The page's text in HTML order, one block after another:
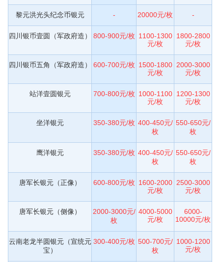
黎元洪光头纪念币银元 - 20000元/枚 -
四川银币壹圆（军政府造） 800-900元/枚 1100-1300
元/枚
1800-2800
元/枚
四川银币五角（军政府造） 600-700元/枚 1500-1800
元/枚
2000-3000
元/枚
站洋壹圆银元 700-800元/枚 1000-1100
元/枚
1200-1300
元/枚
坐洋银元 350-380元/枚 400-450元/
枚
550-650元/
枚
鹰洋银元 350-380元/枚 400-450元/
枚
550-650元/
枚
唐军长银元（正像） 600-800元/枚 1600-2000
元/枚
2500-3000
元/枚
唐军长银元（侧像）
2000-3000元/
枚
4000-5000
元/枚
6000-
10000元/枚
云南老龙半圆银元（宣统元
宝）
300-400元/枚 500-700元/
枚
1000-1200
元/枚